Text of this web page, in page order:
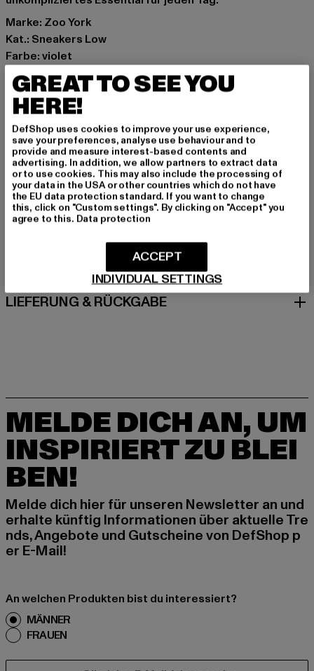
Marke: Zoo York
Kat.: Sneakers Low
Farbe: violet
Hersteller Farbe: lilac
Obermaterial: sonstiges Material
Innenfutter: Textil
Art.Nr: ZYFWKPS000007-00145
Hersteller: TB International GmbH |info@tbint.de
Dr.-Robert-Murjahn-Straße 7 | 64372 Ober-Ramstadt |
DE
GRÖSSE & PASSFORM
PFLEGEHINWEISE
LIEFERUNG & RÜCKGABE
MELDE DICH AN, UM
INSPIRIERT ZU BLEI
BEN!
Melde dich hier für unseren Newsletter an und
erhalte künftig Informationen über aktuelle Tre
nds, Angebote und Gutscheine von DefShop p
er E-Mail!
An welchen Produkten bist du interessiert?
MÄNNER
FRAUEN
GREAT TO SEE YOU
HERE!
DefShop uses cookies to improve your use experience,
save your preferences, analyse use behaviour and to
provide and measure interest-based contents and
advertising. In addition, we allow partners to extract data
or to use cookies. This may also include the processing of
your data in the USA or other countries which do not have
the EU data protection standard. If you want to change
this, click on "Custom settings". By clicking on "Accept" you
agree to this. Data protection
INDIVIDUAL SETTINGS
ACCEPT